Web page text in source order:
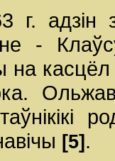
г. адзін
-
на касцёл
[5] .